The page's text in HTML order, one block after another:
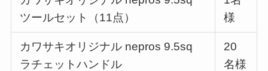
ツールセット（11点）
様
カワサキオリジナル nepros 9.5sq
ラチェットハンドル
20
名様